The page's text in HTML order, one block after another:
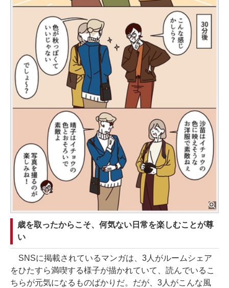
歳を取ったからこそ、何気ない日常を楽しむことが尊
い
SNSに掲載されているマンガは、3人がルームシェア
をひたすら満喫する様子が描かれていて、読んでいるこ
ちらが元気になるものばかりだ。だが、3人がこんな風